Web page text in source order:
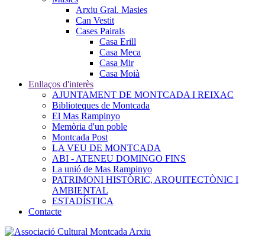
Arxiu Gral. Masies
Can Vestit
Cases Pairals
Casa Erill
Casa Meca
Casa Mir
Casa Moià
Enllaços d'interès
AJUNTAMENT DE MONTCADA I REIXAC
Biblioteques de Montcada
El Mas Rampinyo
Memòria d'un poble
Montcada Post
LA VEU DE MONTCADA
ABI - ATENEU DOMINGO FINS
La unió de Mas Rampinyo
PATRIMONI HISTÒRIC, ARQUITECTÒNIC I
AMBIENTAL
ESTADÍSTICA
Contacte